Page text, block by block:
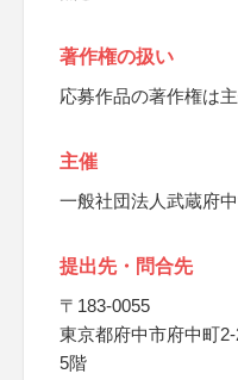
著作権の扱い
応募作品の著作権は
主催
一般社団法人武蔵府
提出先・問合先
〒183-0055
東京都府中市府中町
5階